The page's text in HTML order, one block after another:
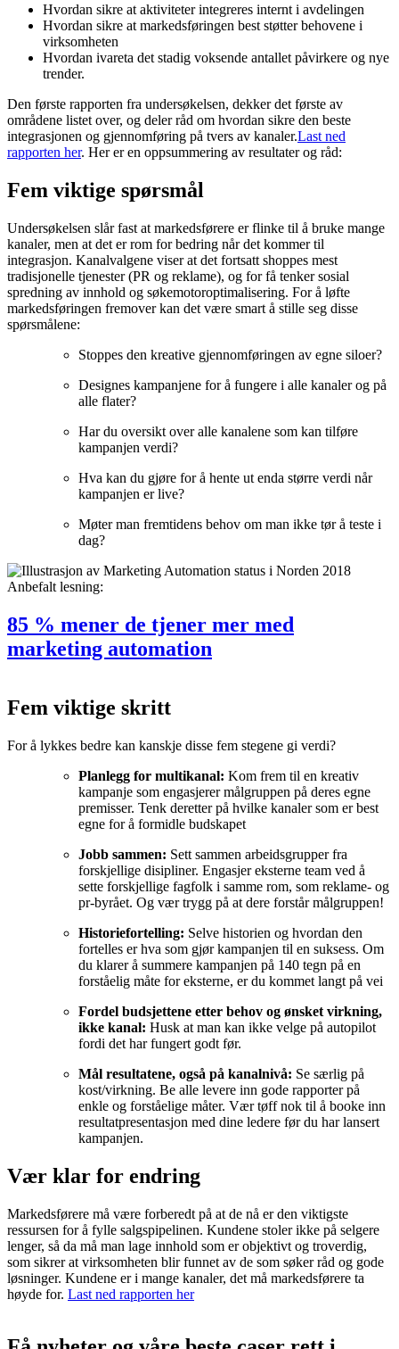
Hvordan sikre at aktiviteter integreres internt i avdelingen
Hvordan sikre at markedsføringen best støtter behovene i
virksomheten
Hvordan ivareta det stadig voksende antallet påvirkere og nye
trender.
Den første rapporten fra undersøkelsen, dekker det første av
områdene listet over, og deler råd om hvordan sikre den beste
integrasjonen og gjennomføring på tvers av kanaler.Last ned
rapporten her. Her er en oppsummering av resultater og råd:
Fem viktige spørsmål
Undersøkelsen slår fast at markedsførere er flinke til å bruke mange
kanaler, men at det er rom for bedring når det kommer til
integrasjon. Kanalvalgene viser at det fortsatt shoppes mest
tradisjonelle tjenester (PR og reklame), og for få tenker sosial
spredning av innhold og søkemotoroptimalisering. For å løfte
markedsføringen fremover kan det være smart å stille seg disse
spørsmålene:
Stoppes den kreative gjennomføringen av egne siloer?
Designes kampanjene for å fungere i alle kanaler og på
alle flater?
Har du oversikt over alle kanalene som kan tilføre
kampanjen verdi?
Hva kan du gjøre for å hente ut enda større verdi når
kampanjen er live?
Møter man fremtidens behov om man ikke tør å teste i
dag?
Anbefalt lesning:
85 % mener de tjener mer med
marketing automation
Fem viktige skritt
For å lykkes bedre kan kanskje disse fem stegene gi verdi?
Planlegg for multikanal: Kom frem til en kreativ
kampanje som engasjerer målgruppen på deres egne
premisser. Tenk deretter på hvilke kanaler som er best
egne for å formidle budskapet
Jobb sammen: Sett sammen arbeidsgrupper fra
forskjellige disipliner. Engasjer eksterne team ved å
sette forskjellige fagfolk i samme rom, som reklame- og
pr-byrået. Og vær trygg på at dere forstår målgruppen!
Historiefortelling: Selve historien og hvordan den
fortelles er hva som gjør kampanjen til en suksess. Om
du klarer å summere kampanjen på 140 tegn på en
forståelig måte for eksterne, er du kommet langt på vei
Fordel budsjettene etter behov og ønsket virkning,
ikke kanal: Husk at man kan ikke velge på autopilot
fordi det har fungert godt før.
Mål resultatene, også på kanalnivå: Se særlig på
kost/virkning. Be alle levere inn gode rapporter på
enkle og forståelige måter. Vær tøff nok til å booke inn
resultatpresentasjon med dine ledere før du har lansert
kampanjen.
Vær klar for endring
Markedsførere må være forberedt på at de nå er den viktigste
ressursen for å fylle salgspipelinen. Kundene stoler ikke på selgere
lenger, så da må man lage innhold som er objektivt og troverdig,
som sikrer at virksomheten blir funnet av de som søker råd og gode
løsninger. Kundene er i mange kanaler, det må markedsførere ta
høyde for. Last ned rapporten her